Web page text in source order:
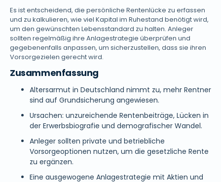
Es ist entscheidend, die persönliche Rentenlücke zu erfassen
und zu kalkulieren, wie viel Kapital im Ruhestand benötigt wird,
um den gewünschten Lebensstandard zu halten. Anleger
sollten regelmäßig ihre Anlagestrategie überprüfen und
gegebenenfalls anpassen, um sicherzustellen, dass sie ihren
Vorsorgezielen gerecht wird.
Zusammenfassung
Altersarmut in Deutschland nimmt zu, mehr Rentner
sind auf Grundsicherung angewiesen.
Ursachen: unzureichende Rentenbeiträge, Lücken in
der Erwerbsbiografie und demografischer Wandel.
Anleger sollten private und betriebliche
Vorsorgeoptionen nutzen, um die gesetzliche Rente
zu ergänzen.
Eine ausgewogene Anlagestrategie mit Aktien und